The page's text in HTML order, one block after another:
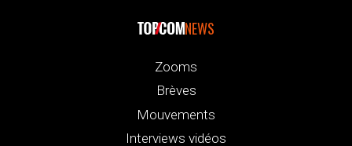
NEWS
Zooms
Brèves
Mouvements
Interviews vidéos